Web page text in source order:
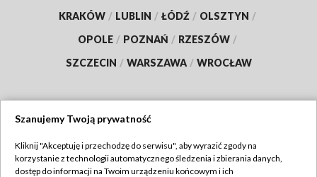
KRAKÓW / LUBLIN / ŁÓDŹ / OLSZTYN /
OPOLE / POZNAŃ / RZESZÓW /
SZCZECIN / WARSZAWA / WROCŁAW
TVP
Szanujemy Twoją prywatność
Kliknij "Akceptuję i przechodzę do serwisu", aby wyrazić zgody na
korzystanie z technologii automatycznego śledzenia i zbierania danych,
dostęp do informacji na Twoim urządzeniu końcowym i ich